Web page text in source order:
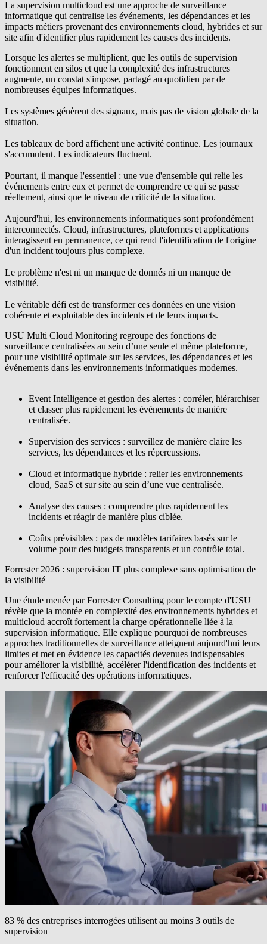
La supervision multicloud est une approche de surveillance
informatique qui centralise les événements, les dépendances et les
impacts métiers provenant des environnements cloud, hybrides et sur
site afin d'identifier plus rapidement les causes des incidents.
Lorsque les alertes se multiplient, que les outils de supervision
fonctionnent en silos et que la complexité des infrastructures
augmente, un constat s'impose, partagé au quotidien par de
nombreuses équipes informatiques.
Les systèmes génèrent des signaux, mais pas de vision globale de la
situation.
Les tableaux de bord affichent une activité continue. Les journaux
s'accumulent. Les indicateurs fluctuent.
Pourtant, il manque l'essentiel : une vue d'ensemble qui relie les
événements entre eux et permet de comprendre ce qui se passe
réellement, ainsi que le niveau de criticité de la situation.
Aujourd'hui, les environnements informatiques sont profondément
interconnectés. Cloud, infrastructures, plateformes et applications
interagissent en permanence, ce qui rend l'identification de l'origine
d'un incident toujours plus complexe.
Le problème n'est ni un manque de donnés ni un manque de
visibilité.
Le véritable défi est de transformer ces données en une vision
cohérente et exploitable des incidents et de leurs impacts.
USU Multi Cloud Monitoring regroupe des fonctions de
surveillance centralisées au sein d’une seule et même plateforme,
pour une visibilité optimale sur les services, les dépendances et les
événements dans les environnements informatiques modernes.
Event Intelligence et gestion des alertes : corréler, hiérarchiser
et classer plus rapidement les événements de manière
centralisée.
Supervision des services : surveillez de manière claire les
services, les dépendances et les répercussions.
Cloud et informatique hybride : relier les environnements
cloud, SaaS et sur site au sein d’une vue centralisée.
Analyse des causes : comprendre plus rapidement les
incidents et réagir de manière plus ciblée.
Coûts prévisibles : pas de modèles tarifaires basés sur le
volume pour des budgets transparents et un contrôle total.
Forrester 2026 : supervision IT plus complexe sans optimisation de
la visibilité
Une étude menée parForrester Consulting pour le compte d'USU
révèle que la montée en complexité des environnements hybrides et
multicloud accroît fortement la charge opérationnelle liée à la
supervision informatique. Elle explique pourquoi de nombreuses
approches traditionnelles de surveillance atteignent aujourd'hui leurs
limites et met en évidence les capacités devenues indispensables
pour améliorer la visibilité, accélérer l'identification des incidents et
renforcer l'efficacité des opérations informatiques.
83 % des entreprises interrogées utilisent au moins 3 outils de
supervision